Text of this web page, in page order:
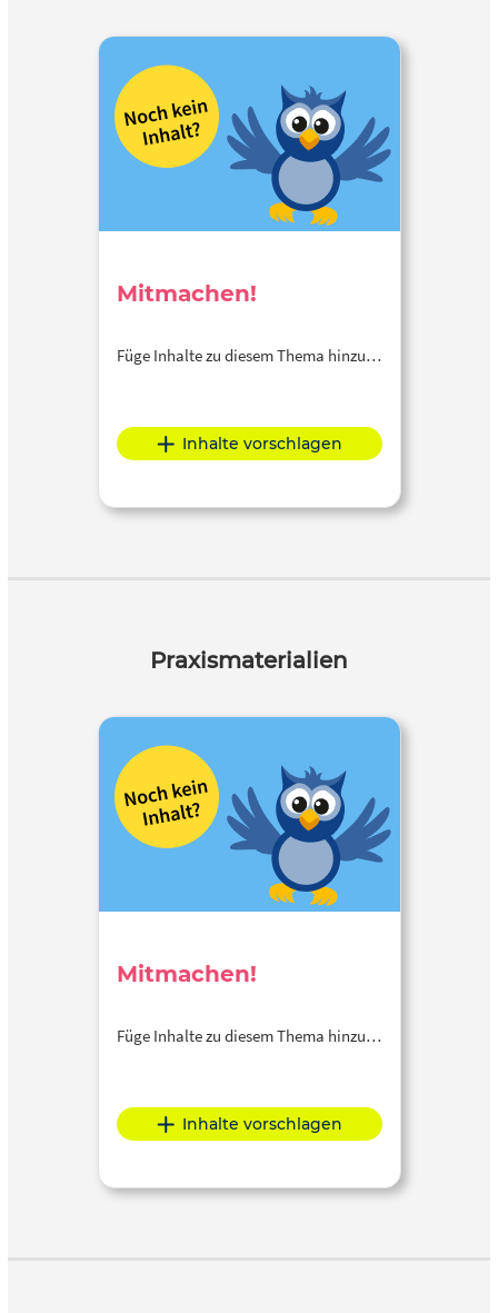
Mitmachen!
Füge Inhalte zu diesem Thema hinzu…
Inhalte vorschlagen
Praxismaterialien
Mitmachen!
Füge Inhalte zu diesem Thema hinzu…
Inhalte vorschlagen